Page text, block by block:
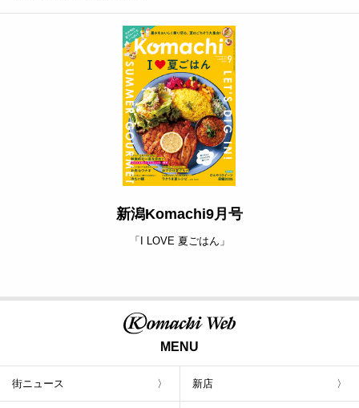
新潟Komachi9月号
「I LOVE 夏ごはん」
MENU
街ニュース 新店